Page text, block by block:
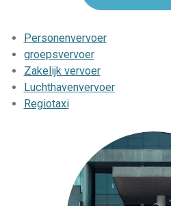
Personenvervoer
groepsvervoer
Zakelijk vervoer
Luchthavenvervoer
Regiotaxi